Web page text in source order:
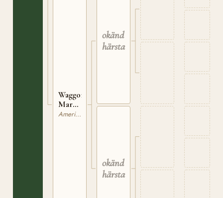
Waggoner
Mare
U0081272
American Quarterhorse
okänd
härstamning
okänd
härstamning